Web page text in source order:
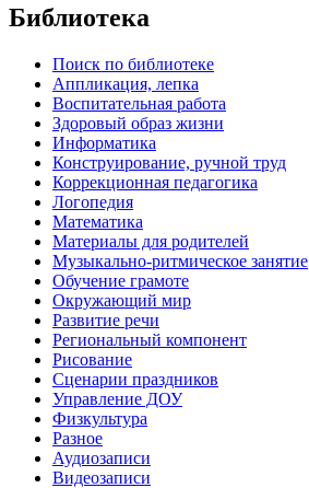
Библиотека
Поиск по библиотеке
Аппликация, лепка
Воспитательная работа
Здоровый образ жизни
Информатика
Конструирование, ручной труд
Коррекционная педагогика
Логопедия
Математика
Материалы для родителей
Музыкально-ритмическое занятие
Обучение грамоте
Окружающий мир
Развитие речи
Региональный компонент
Рисование
Сценарии праздников
Управление ДОУ
Физкультура
Разное
Аудиозаписи
Видеозаписи